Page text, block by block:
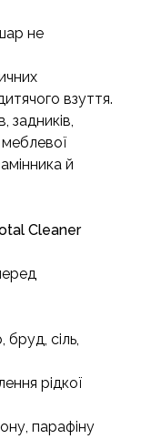
не
взуття.
задників,
меблевої
й
Cleaner
сіль,
рідкої
парафіну